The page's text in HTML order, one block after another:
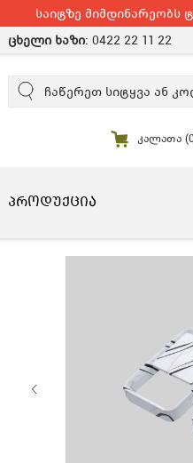
საიტზე მიმდინარეობს
ცხელი ხაზი: 0422 22 11 22
კალათა (
ᲞᲠᲝᲓᲣᲥᲪᲘᲐ